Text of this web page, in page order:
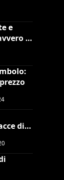
e
di
di